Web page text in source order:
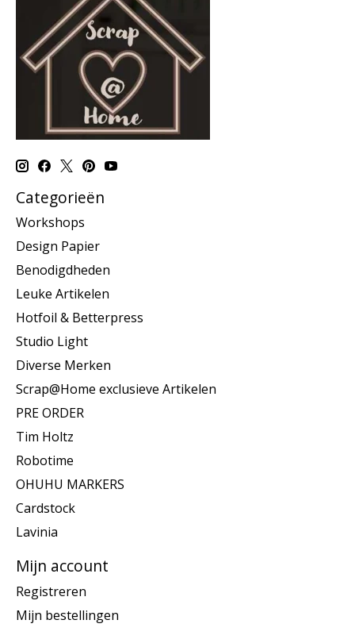
Categorieën
Workshops
Design Papier
Benodigdheden
Leuke Artikelen
Hotfoil & Betterpress
Studio Light
Diverse Merken
Scrap@Home exclusieve Artikelen
PRE ORDER
Tim Holtz
Robotime
OHUHU MARKERS
Cardstock
Lavinia
Mijn account
Registreren
Mijn bestellingen